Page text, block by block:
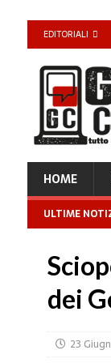
EDITORIALI
HOME
ULTIME
dei
23